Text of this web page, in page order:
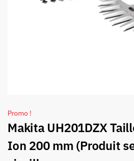
Promo !
Makita UH201DZX
Ion 200 mm (Produit